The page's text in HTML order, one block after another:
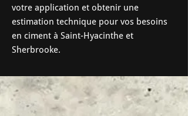
votre application et obtenir une
estimation technique pour vos besoins
en ciment à Saint-Hyacinthe et
Sherbrooke.